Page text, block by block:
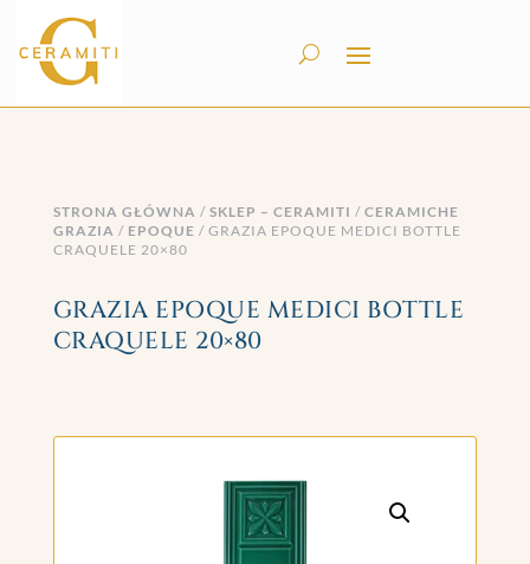
STRONA GŁÓWNA / SKLEP – CERAMITI / CERAMICHE
GRAZIA / EPOQUE / GRAZIA EPOQUE MEDICI BOTTLE
CRAQUELE 20×80
GRAZIA EPOQUE MEDICI BOTTLE
CRAQUELE 20×80